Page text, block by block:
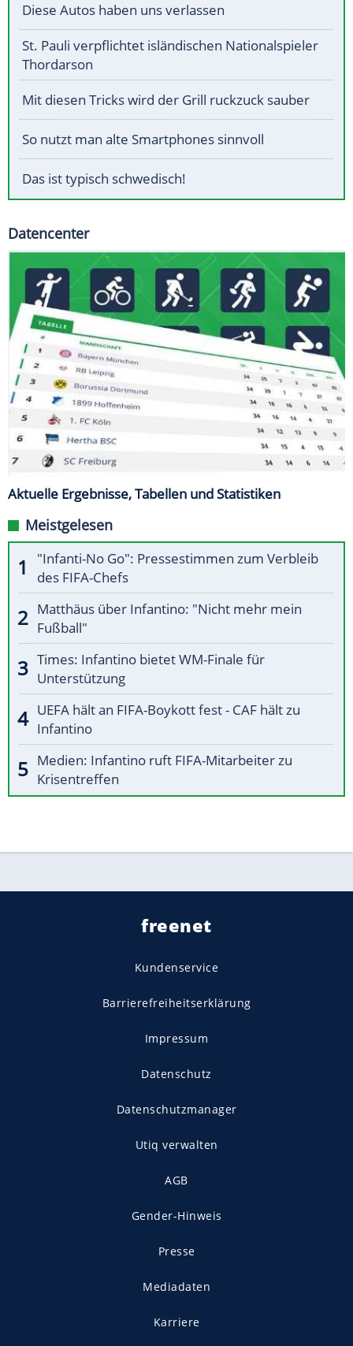
Diese Autos haben uns verlassen
St. Pauli verpflichtet isländischen Nationalspieler
Thordarson
Mit diesen Tricks wird der Grill ruckzuck sauber
So nutzt man alte Smartphones sinnvoll
Das ist typisch schwedisch!
Datencenter
Aktuelle Ergebnisse, Tabellen und Statistiken
Meistgelesen
"Infanti-No Go": Pressestimmen zum Verbleib
des FIFA-Chefs
Matthäus über Infantino: "Nicht mehr mein
Fußball"
Times: Infantino bietet WM-Finale für
Unterstützung
UEFA hält an FIFA-Boykott fest - CAF hält zu
Infantino
Medien: Infantino ruft FIFA-Mitarbeiter zu
Krisentreffen
freenet
Kundenservice
Barrierefreiheitserklärung
Impressum
Datenschutz
Datenschutzmanager
Utiq verwalten
AGB
Gender-Hinweis
Presse
Mediadaten
Karriere